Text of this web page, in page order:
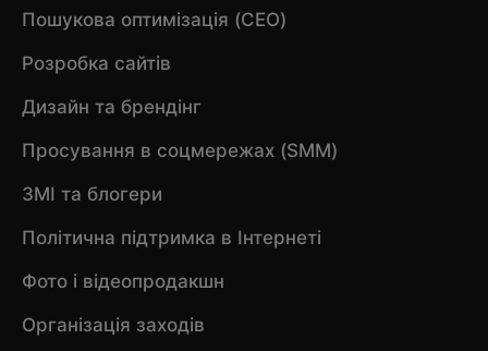
Пошукова оптимізація (CEO)
Розробка сайтів
Дизайн та брендінг
Просування в соцмережах (SMM)
ЗМІ та блогери
Політична підтримка в Інтернеті
Фото і відеопродакшн
Організація заходів